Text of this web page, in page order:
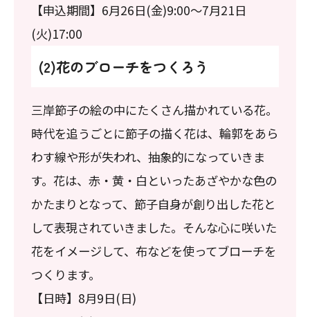
【申込期間】6月26日(金)9:00～7月21日
(火)17:00
(2)花のブローチをつくろう
三岸節子の絵の中にたくさん描かれている花。
時代を追うごとに節子の描く花は、輪郭をあら
わす線や形が失われ、抽象的になっていきま
す。花は、赤・黄・白といったあざやかな色の
かたまりとなって、節子自身が創り出した花と
して表現されていきました。そんな心に咲いた
花をイメージして、布などを使ってブローチを
つくります。
【日時】8月9日(日)